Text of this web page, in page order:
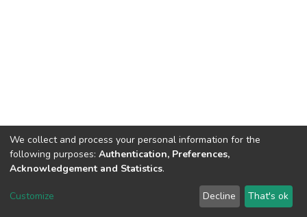
Dspace & Volodymyr Dahl East Ukrainian National University
LYRASIS
Send Feedback
We collect and process your personal information for the
following purposes: Authentication, Preferences,
Acknowledgement and Statistics.
Customize Decline That's ok